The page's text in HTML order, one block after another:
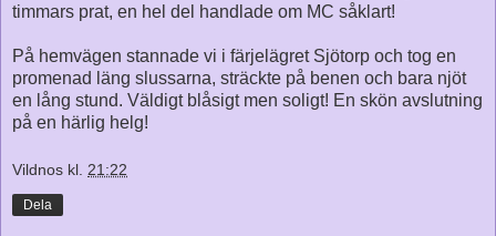
timmars prat, en hel del handlade om MC såklart!
På hemvägen stannade vi i färjelägret Sjötorp och tog en
promenad läng slussarna, sträckte på benen och bara njöt
en lång stund. Väldigt blåsigt men soligt! En skön avslutning
på en härlig helg!
Vildnos kl. 21:22
Dela